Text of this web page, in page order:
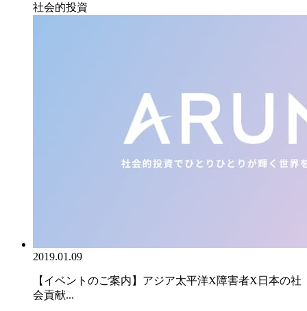
社会的投資
2019.01.09
【イベントのご案内】アジア太平洋X障害者X日本の社
会貢献...